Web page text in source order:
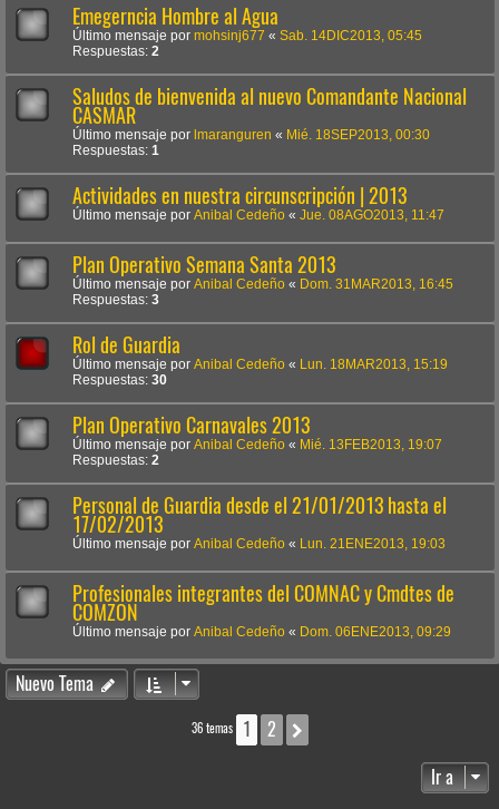
Emegerncia Hombre al Agua
Último mensaje por mohsinj677 « Sab. 14DIC2013, 05:45
Respuestas: 2
Saludos de bienvenida al nuevo Comandante Nacional
CASMAR
Último mensaje por lmaranguren « Mié. 18SEP2013, 00:30
Respuestas: 1
Actividades en nuestra circunscripción | 2013
Último mensaje por Anibal Cedeño « Jue. 08AGO2013, 11:47
Plan Operativo Semana Santa 2013
Último mensaje por Anibal Cedeño « Dom. 31MAR2013, 16:45
Respuestas: 3
Rol de Guardia
Último mensaje por Anibal Cedeño «
Lun. 18MAR2013, 15:19
Respuestas: 30
Plan Operativo Carnavales 2013
Último mensaje por Anibal Cedeño « Mié. 13FEB2013, 19:07
Respuestas: 2
Personal de Guardia desde el 21/01/2013 hasta el
17/02/2013
Último mensaje por Anibal Cedeño « Lun. 21ENE2013, 19:03
Profesionales integrantes del COMNAC y Cmdtes de
COMZON
Último mensaje por Anibal Cedeño « Dom. 06ENE2013, 09:29
Nuevo Tema
36 temas 1 2
Ir a